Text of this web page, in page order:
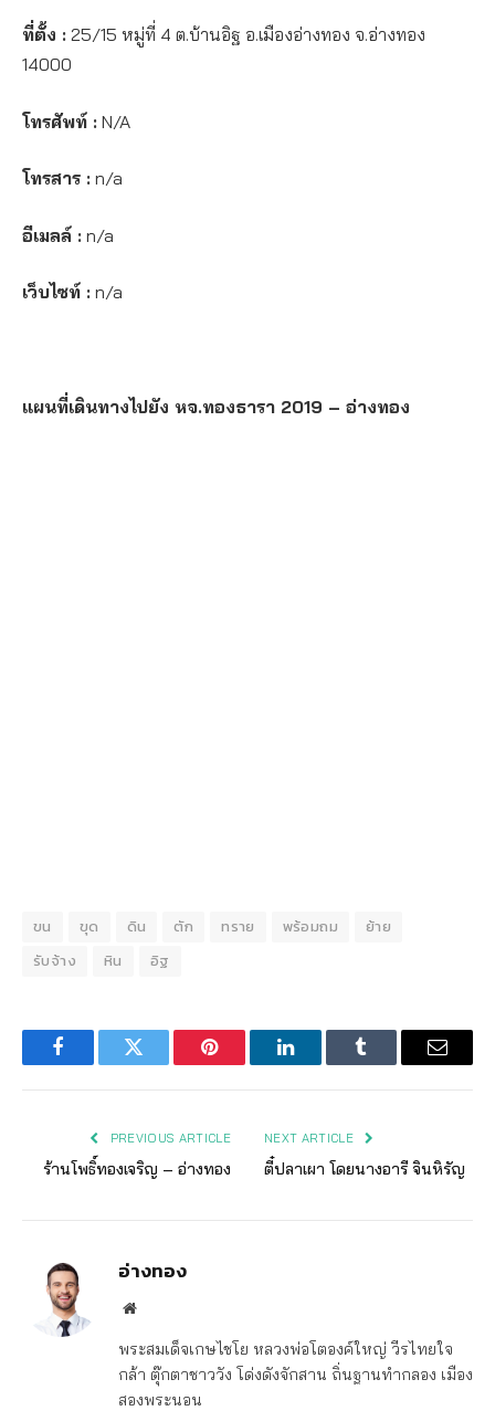
ที่ตั้ง : 25/15 หมู่ที่ 4 ต.บ้านอิฐ อ.เมืองอ่างทอง จ.อ่างทอง
14000
โทรศัพท์ : N/A
โทรสาร : n/a
อีเมลล์ : n/a
เว็บไซท์ : n/a
แผนที่เดินทางไปยัง หจ.ทองธารา 2019 – อ่างทอง
ขน ขุด ดิน ตัก ทราย พร้อมถม
ย้าย
รับจ้าง
หิน อิฐ
FacebookTwitter Pinterest LinkedInTumblr Email
PREVIOUS ARTICLE
ร้านโพธิ์ทองเจริญ – อ่างทอง
NEXT ARTICLE
ตี๋ปลาเผา โดยนางอารี จินหิรัญ
อ่างทอง
Website
พระสมเด็จเกษไชโย หลวงพ่อโตองค์ใหญ่ วีรไทยใจ
กล้า ตุ๊กตาชาววัง โด่งดังจักสาน ถิ่นฐานทำกลอง เมือง
สองพระนอน